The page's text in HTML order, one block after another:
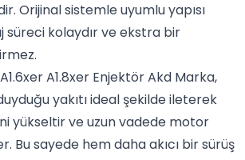
Orijinal sistemle uyumlu yapısı
süreci kolaydır ve ekstra bir
A1.8xer Enjektör Akd Marka,
yakıtı ideal şekilde ileterek
yükseltir ve uzun vadede motor
Bu sayede hem daha akıcı bir sürüş